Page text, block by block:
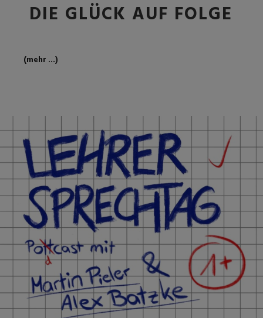
DIE GLÜCK AUF FOLGE
(mehr …)